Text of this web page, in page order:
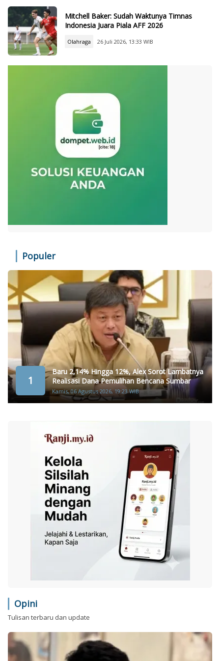
Mitchell Baker: Sudah Waktunya Timnas
Indonesia Juara Piala AFF 2026
Olahraga 26 Juli 2026, 13:33 WIB
Populer
1
Baru 2,14% Hingga 12%, Alex Sorot Lambatnya
Realisasi Dana Pemulihan Bencana Sumbar
Kamis, 06 Agustus 2026, 19:23 WIB
Opini
Tulisan terbaru dan update